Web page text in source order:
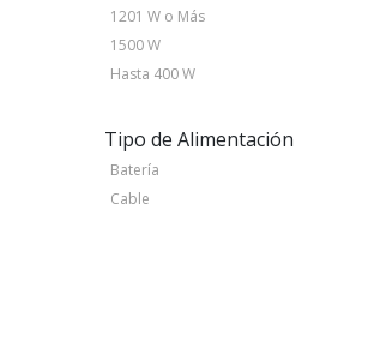
1201 W o Más
1500 W
Hasta 400 W
Tipo de Alimentación
Batería
Cable